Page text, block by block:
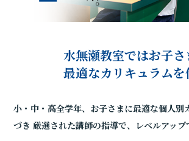
水無瀬教室ではお子さ
最適なカリキュラムを
小・中・高全学年、お子さまに最適な個人別
づき 厳選された講師の指導で、レベルアップ